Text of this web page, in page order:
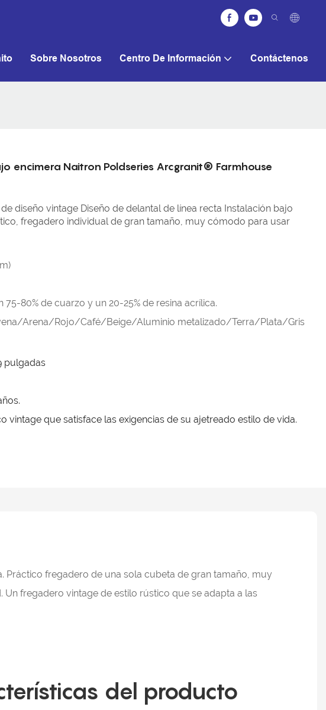
Sobre Nosotros Centro De Información Contáctenos
encimera Naitron Poldseries Arcgranit® Farmhouse
diseño vintage Diseño de delantal de línea recta Instalación bajo
fregadero individual de gran tamaño, muy cómodo para usar
pulgadas
vintage que satisface las exigencias de su ajetreado estilo de vida.
80% de cuarzo y un 20-25% de resina acrílica.
Arena/Rojo/Café/Beige/Aluminio metalizado/Terra/Plata/Gris
Práctico fregadero de una sola cubeta de gran tamaño, muy
fregadero vintage de estilo rústico que se adapta a las
del producto